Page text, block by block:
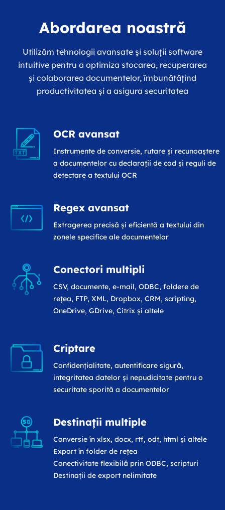
Abordarea noastră
Utilizăm tehnologii avansate și soluții software
intuitive pentru a optimiza stocarea, recuperarea
și colaborarea documentelor, îmbunătățind
productivitatea și a asigura securitatea
OCR avansat
Instrumente de conversie, rutare și recunoaștere
a documentelor cu declarații de cod și reguli de
detectare a textului OCR
Regex avansat
Extragerea precisă și eficientă a textului din
zonele specifice ale documentelor
Conectori multipli
CSV, documente, e-mail, ODBC, foldere de
rețea, FTP, XML, Dropbox, CRM, scripting,
OneDrive, GDrive, Citrix și altele
Criptare
Confidențialitate, autentificare sigură,
integritatea datelor și nepudicitate pentru o
securitate sporită a documentelor
Destinații multiple
Conversie în xlsx, docx, rtf, odt, html și altele
Export în folder de rețea
Conectivitate flexibilă prin ODBC, scripturi
Destinații de export nelimitate